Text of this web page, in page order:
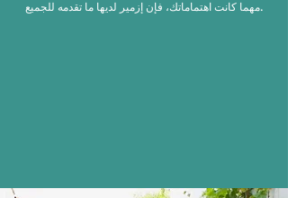
مهما كانت اهتماماتك، فإن إزمير لديها ما تقدمه للجميع.